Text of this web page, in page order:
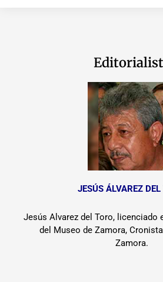
JESÚS ÁLVAREZ DEL
Jesús Alvarez del Toro, licenciado
del Museo de Zamora,
Zamora.